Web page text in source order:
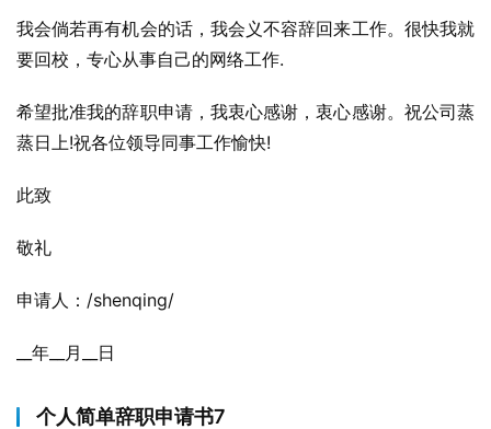
我会倘若再有机会的话，我会义不容辞回来工作。很快我就
要回校，专心从事自己的网络工作.
希望批准我的辞职申请，我衷心感谢，衷心感谢。祝公司蒸
蒸日上!祝各位领导同事工作愉快!
此致
敬礼
申请人：/shenqing/
__年__月__日
个人简单辞职申请书7